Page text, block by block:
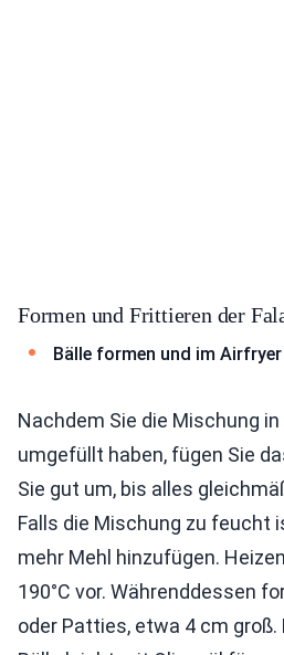
Formen und Frittieren der
Bälle formen und im
Nachdem Sie die Mischung in
umgefüllt haben, fügen Sie
Sie gut um, bis alles
Falls die Mischung zu feucht
mehr Mehl hinzufügen.
190°C vor. Währenddessen
oder Patties, etwa 4 cm groß.